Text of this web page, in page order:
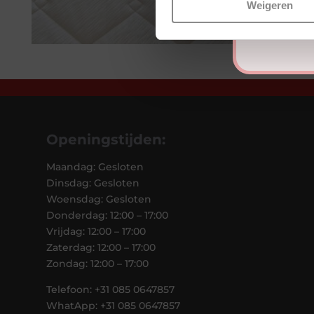
Weigeren
Openingstijden:
Maandag: Gesloten
Dinsdag: Gesloten
Woensdag: Gesloten
Donderdag: 12:00 – 17:00
Vrijdag: 12:00 – 17:00
Zaterdag: 12:00 – 17:00
Zondag: 12:00 – 17:00
Telefoon: +31 085 0647857
WhatApp: +31 085 0647857